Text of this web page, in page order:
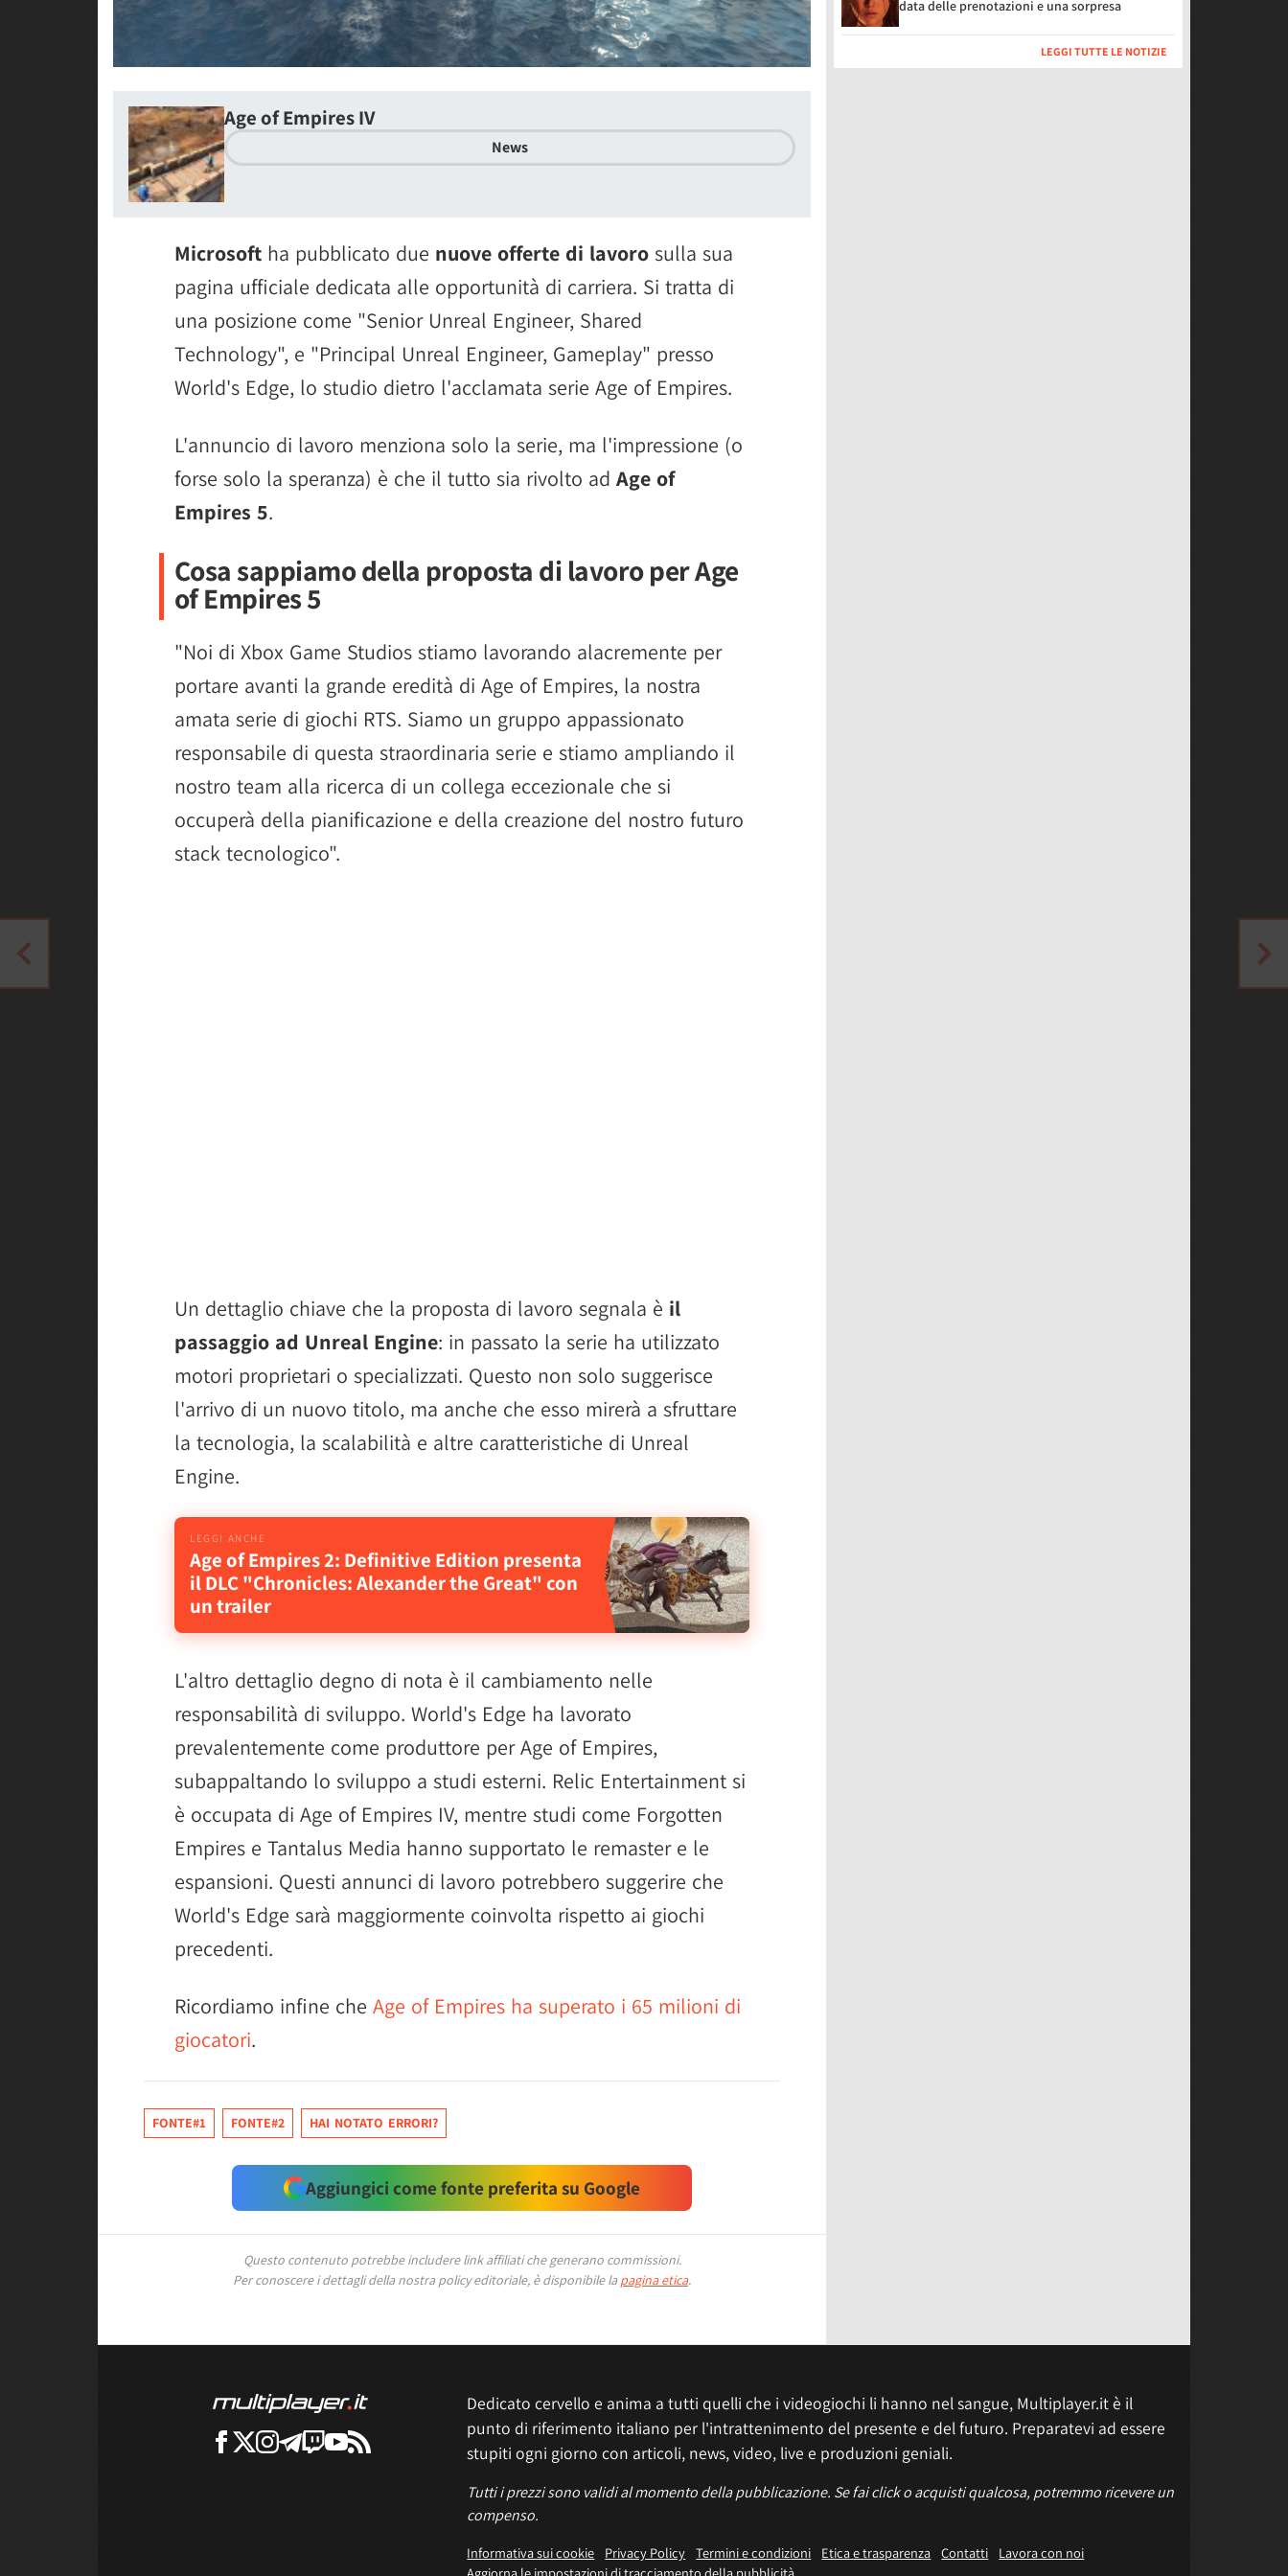
Age of Empires IV
News
Microsoft ha pubblicato due nuove offerte di lavoro sulla sua
pagina ufficiale dedicata alle opportunità di carriera. Si tratta di
una posizione come "Senior Unreal Engineer, Shared
Technology", e "Principal Unreal Engineer, Gameplay" presso
World's Edge, lo studio dietro l'acclamata serie Age of Empires.
L'annuncio di lavoro menziona solo la serie, ma l'impressione (o
forse solo la speranza) è che il tutto sia rivolto ad Age of
Empires 5.
Cosa sappiamo della proposta di lavoro per Age
of Empires 5
"Noi di Xbox Game Studios stiamo lavorando alacremente per
portare avanti la grande eredità di Age of Empires, la nostra
amata serie di giochi RTS. Siamo un gruppo appassionato
responsabile di questa straordinaria serie e stiamo ampliando il
nostro team alla ricerca di un collega eccezionale che si
occuperà della pianificazione e della creazione del nostro futuro
stack tecnologico".
Un dettaglio chiave che la proposta di lavoro segnala è il
passaggio ad Unreal Engine: in passato la serie ha utilizzato
motori proprietari o specializzati. Questo non solo suggerisce
l'arrivo di un nuovo titolo, ma anche che esso mirerà a sfruttare
la tecnologia, la scalabilità e altre caratteristiche di Unreal
Engine.
Age of Empires 2: Definitive Edition presenta
il DLC "Chronicles: Alexander the Great" con
un trailer
L'altro dettaglio degno di nota è il cambiamento nelle
responsabilità di sviluppo. World's Edge ha lavorato
prevalentemente come produttore per Age of Empires,
subappaltando lo sviluppo a studi esterni. Relic Entertainment si
è occupata di Age of Empires IV, mentre studi come Forgotten
Empires e Tantalus Media hanno supportato le remaster e le
espansioni. Questi annunci di lavoro potrebbero suggerire che
World's Edge sarà maggiormente coinvolta rispetto ai giochi
precedenti.
Ricordiamo infine che Age of Empires ha superato i 65 milioni di
giocatori.
FONTE#1 FONTE#2 HAI NOTATO ERRORI?
Aggiungici come fonte preferita su Google
Questo contenuto potrebbe includere link affiliati che generano commissioni.
Per conoscere i dettagli della nostra policy editoriale, è disponibile la pagina etica.
data delle prenotazioni e una sorpresa
LEGGI TUTTE LE NOTIZIE
Dedicato cervello e anima a tutti quelli che i videogiochi li hanno nel sangue, Multiplayer.it è il
punto di riferimento italiano per l'intrattenimento del presente e del futuro. Preparatevi ad essere
stupiti ogni giorno con articoli, news, video, live e produzioni geniali.
Tutti i prezzi sono validi al momento della pubblicazione. Se fai click o acquisti qualcosa, potremmo ricevere un
compenso.
Informativa sui cookie Privacy Policy Termini e condizioni Etica e trasparenza Contatti
Lavora con noi